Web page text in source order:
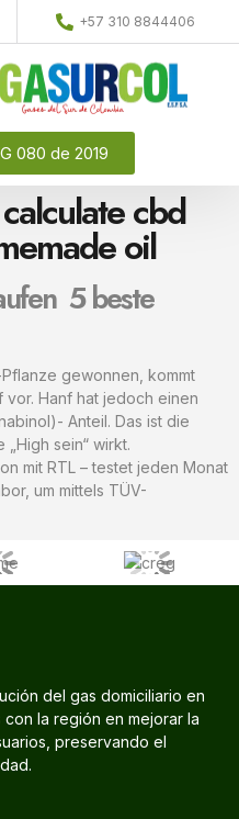
+57 310 8844406
080 de 2019
cbd
oil
5 beste
gewonnen, kommt
Hanf hat jedoch einen
Anteil. Das ist die
sein“ wirkt.
mit RTL – testet jeden Monat
um mittels TÜV-
del gas domiciliario en
la región en mejorar la
preservando el